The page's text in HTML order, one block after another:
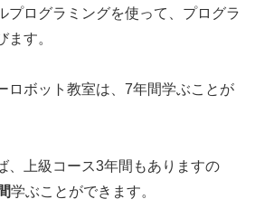
プログラミングを使って、プログラ
ます。
ロボット教室は、7年間学ぶことが
、上級コース3年間もありますの
学ぶことができます。